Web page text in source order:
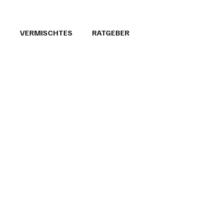
VERMISCHTES RATGEBER